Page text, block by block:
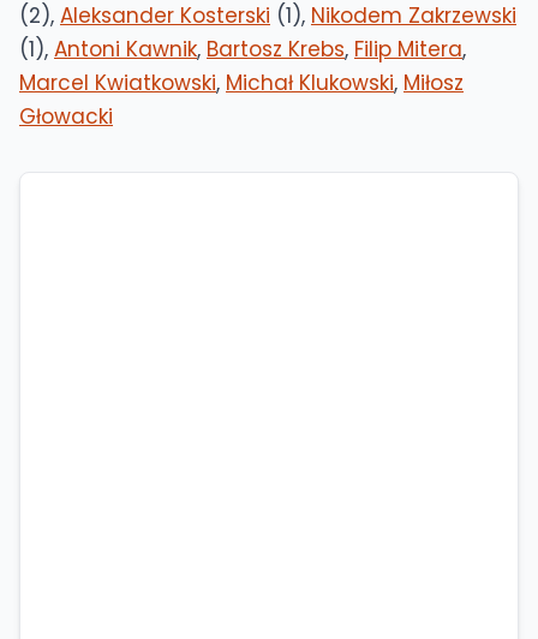
(2), Aleksander Kosterski (1), Nikodem Zakrzewski
(1), Antoni Kawnik, Bartosz Krebs, Filip Mitera,
Marcel Kwiatkowski, Michał Klukowski, Miłosz
Głowacki